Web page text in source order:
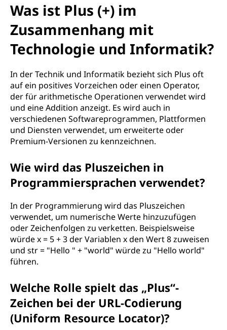
Was ist Plus (+) im
Zusammenhang mit
Technologie und Informatik?
In der Technik und Informatik bezieht sich Plus oft
auf ein positives Vorzeichen oder einen Operator,
der für arithmetische Operationen verwendet wird
und eine Addition anzeigt. Es wird auch in
verschiedenen Softwareprogrammen, Plattformen
und Diensten verwendet, um erweiterte oder
Premium-Versionen zu kennzeichnen.
Wie wird das Pluszeichen in
Programmiersprachen verwendet?
In der Programmierung wird das Pluszeichen
verwendet, um numerische Werte hinzuzufügen
oder Zeichenfolgen zu verketten. Beispielsweise
würde x = 5 + 3 der Variablen x den Wert 8 zuweisen
und str = "Hello " + "world" würde zu "Hello world"
führen.
Welche Rolle spielt das „Plus“-
Zeichen bei der URL-Codierung
(Uniform Resource Locator)?